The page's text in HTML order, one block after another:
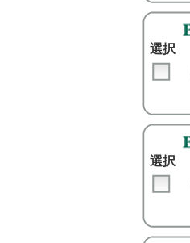
選択
選択